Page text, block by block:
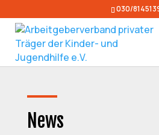
030/
News